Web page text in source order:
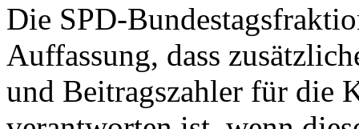
Die SPD-
Auffassung, dass
und Beitragszahler für die